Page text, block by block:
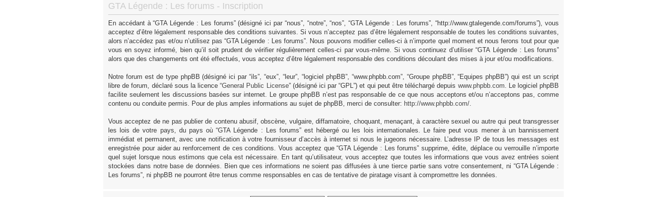
GTA Légende : Les forums - Inscription
En accédant à “GTA Légende : Les forums” (désigné ici par “nous”, “notre”, “nos”, “GTA Légende : Les forums”, “http://www.gtalegende.com/forums”), vous
acceptez d’être légalement responsable des conditions suivantes. Si vous n’acceptez pas d’être légalement responsable de toutes les conditions suivantes,
alors n’accédez pas et/ou n’utilisez pas “GTA Légende : Les forums”. Nous pouvons modifier celles-ci à n’importe quel moment et nous ferons tout pour que
vous en soyez informé, bien qu’il soit prudent de vérifier régulièrement celles-ci par vous-même. Si vous continuez d’utiliser “GTA Légende : Les forums”
alors que des changements ont été effectués, vous acceptez d’être légalement responsable des conditions découlant des mises à jour et/ou modifications.
Notre forum est de type phpBB (désigné ici par “ils”, “eux”, “leur”, “logiciel phpBB”, “www.phpbb.com”, “Groupe phpBB”, “Equipes phpBB”) qui est un script
libre de forum, déclaré sous la licence “General Public License” (désigné ici par “GPL”) et qui peut être téléchargé depuis www.phpbb.com. Le logiciel phpBB
facilite seulement les discussions basées sur internet. Le groupe phpBB n’est pas responsable de ce que nous acceptons et/ou n’acceptons pas, comme
contenu ou conduite permis. Pour de plus amples informations au sujet de phpBB, merci de consulter: http://www.phpbb.com/.
Vous acceptez de ne pas publier de contenu abusif, obscène, vulgaire, diffamatoire, choquant, menaçant, à caractère sexuel ou autre qui peut transgresser
les lois de votre pays, du pays où “GTA Légende : Les forums” est hébergé ou les lois internationales. Le faire peut vous mener à un bannissement
immédiat et permanent, avec une notification à votre fournisseur d’accès à internet si nous le jugeons nécessaire. L’adresse IP de tous les messages est
enregistrée pour aider au renforcement de ces conditions. Vous acceptez que “GTA Légende : Les forums” supprime, édite, déplace ou verrouille n’importe
quel sujet lorsque nous estimons que cela est nécessaire. En tant qu’utilisateur, vous acceptez que toutes les informations que vous avez entrées soient
stockées dans notre base de données. Bien que ces informations ne soient pas diffusées à une tierce partie sans votre consentement, ni “GTA Légende :
Les forums”, ni phpBB ne pourront être tenus comme responsables en cas de tentative de piratage visant à compromettre les données.